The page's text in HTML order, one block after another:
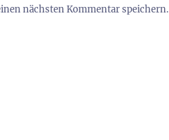
nächsten Kommentar speichern.